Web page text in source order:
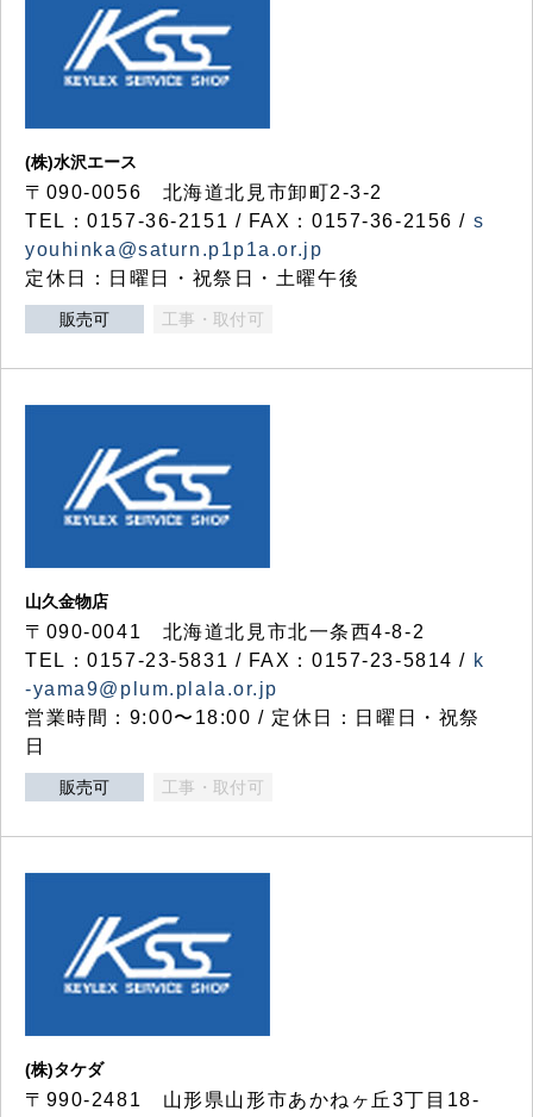
(株)水沢エース
〒090-0056 北海道北見市卸町2-3-2
TEL：0157-36-2151 / FAX：0157-36-2156 / s
youhinka@saturn.p1p1a.or.jp
定休日：日曜日・祝祭日・土曜午後
販売可 工事・取付可
山久金物店
〒090-0041 北海道北見市北一条西4-8-2
TEL：0157-23-5831 / FAX：0157-23-5814 / k
-yama9@plum.plala.or.jp
営業時間：9:00〜18:00 / 定休日：日曜日・祝祭
日
販売可 工事・取付可
(株)タケダ
〒990-2481 山形県山形市あかねヶ丘3丁目18-